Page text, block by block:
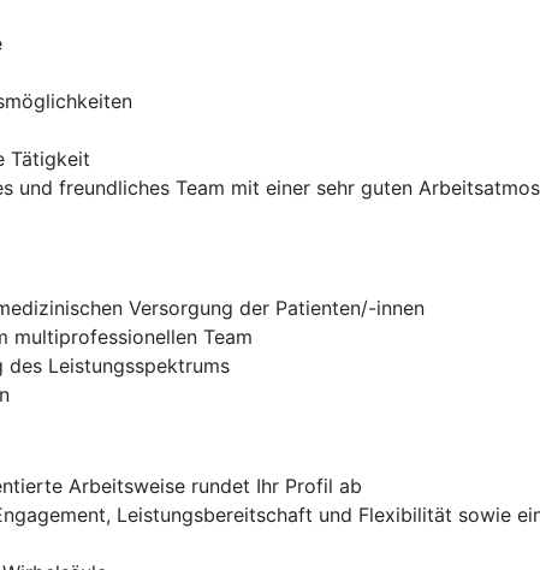
Tätigkeit
und freundliches Team mit einer sehr guten
Versorgung der Patienten/-innen
multiprofessionellen Team
Leistungsspektrums
Arbeitsweise rundet Ihr Profil ab
Leistungsbereitschaft und Flexibilität sowie